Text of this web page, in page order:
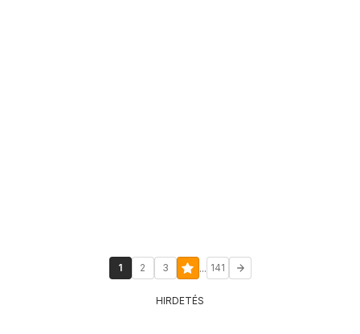
1 2 3 ... 141
HIRDETÉS